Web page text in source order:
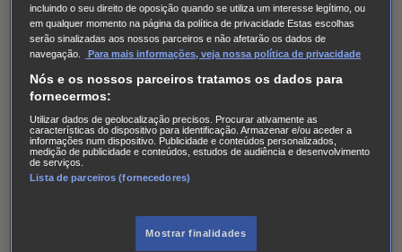
Cinema à Portuguesa Os Filmes da Tua Vida
Cinema com C Maiúsculo Frente a Frente
Pines The Good Karma Hospital Einstein O Paraíso
das SenhorasAlert: Unidade de Pessoas
Accused
Split T2 Os Larkins Hotel Portofino Superdotada -
Disponível no AXN Now Amazing Grace -
Disponível no AXN Now
Magpie Murders - Disponível no AXN Now
incluindo o seu direito de oposição quando se utiliza um interesse legítimo, ou
em qualquer momento na página da política de privacidade Estas escolhas
serão sinalizadas aos nossos parceiros e não afetarão os dados de
navegação.
Para mais informações, veja nossa política de privacidade
Nós e os nossos parceiros tratamos os dados para
fornecermos:
Utilizar dados de geolocalização precisos. Procurar ativamente as
características do dispositivo para identificação. Armazenar e/ou aceder a
informações num dispositivo. Publicidade e conteúdos personalizados,
medição de publicidade e conteúdos, estudos de audiência e desenvolvimento
de serviços.
Lista de parceiros (fornecedores)
Mostrar finalidades